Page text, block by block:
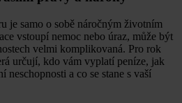
je samo o sobě náročným životním
vstoupí nemoc nebo úraz, může být
velmi komplikovaná. Pro rok
určují, kdo vám vyplatí peníze, jak
neschopnosti a co se stane s vaší